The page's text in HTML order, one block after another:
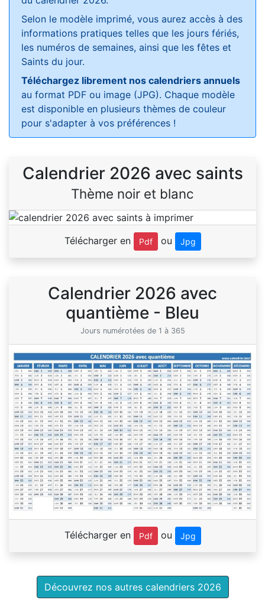
Selon le modèle imprimé, vous aurez accès à des
informations pratiques telles que les jours fériés,
les numéros de semaines, ainsi que les fêtes et
Saints du jour.
Téléchargez librement nos calendriers annuels
au format PDF ou image (JPG). Chaque modèle
est disponible en plusieurs thèmes de couleur
pour s'adapter à vos préférences !
Calendrier 2026 avec saints
Thème noir et blanc
Télécharger en Pdf ou Jpg
Calendrier 2026 avec
quantième - Bleu
Jours numérotées de 1 à 365
Télécharger en Pdf ou Jpg
Découvrez nos autres calendriers 2026